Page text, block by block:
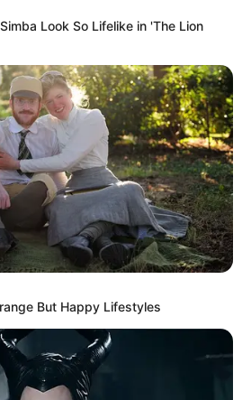
Pose Lucu
Ketawa
Baper
Ini Bikin
Look So Lifelike in 'The Lion
But Happy Lifestyles